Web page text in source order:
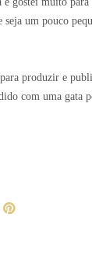
seja um pouco
produzir e
com uma gata